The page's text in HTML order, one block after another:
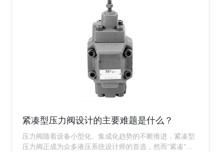
紧凑型压力阀设计的主要难题是什么？
压力阀随着设备小型化、集成化趋势的不断推进，紧凑型
压力阀正成为众多液压系统设计师的首选，然而“紧凑”二